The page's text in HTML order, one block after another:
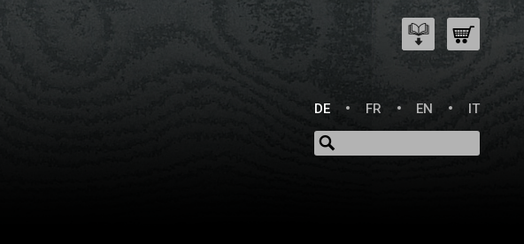
DE
FR EN IT